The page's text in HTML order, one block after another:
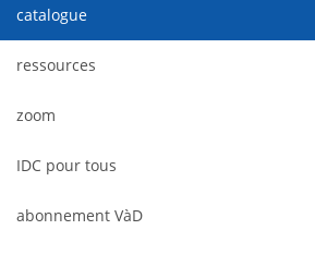
catalogue
ressources
zoom
IDC pour tous
abonnement VàD